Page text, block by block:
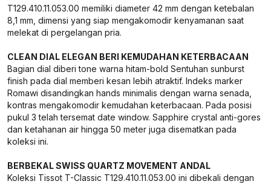
T129.410.11.053.00 memiliki diameter 42 mm dengan ketebalan
8,1 mm, dimensi yang siap mengakomodir kenyamanan saat
melekat di pergelangan pria.
CLEAN DIAL ELEGAN BERI KEMUDAHAN KETERBACAAN
Bagian dial diberi tone warna hitam-bold Sentuhan sunburst
finish pada dial memberi kesan lebih atraktif. Indeks marker
Romawi disandingkan hands minimalis dengan warna senada,
kontras mengakomodir kemudahan keterbacaan. Pada posisi
pukul 3 telah tersemat date window. Sapphire crystal anti-gores
dan ketahanan air hingga 50 meter juga disematkan pada
koleksi ini.
BERBEKAL SWISS QUARTZ MOVEMENT ANDAL
Koleksi Tissot T-Classic T129.410.11.053.00 ini dibekali dengan